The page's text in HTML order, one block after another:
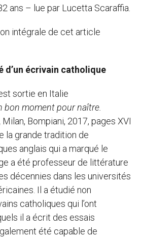
ans – lue par Lucetta Scaraffia.
intégrale de cet article
d’un écrivain catholique
sortie en Italie
bon moment pour naître.
Milan, Bompiani, 2017, pages XVI
la grande tradition de
anglais qui a marqué le
a été professeur de littérature
décennies dans les universités
Il a étudié non
catholiques qui l’ont
il a écrit des essais
été capable de